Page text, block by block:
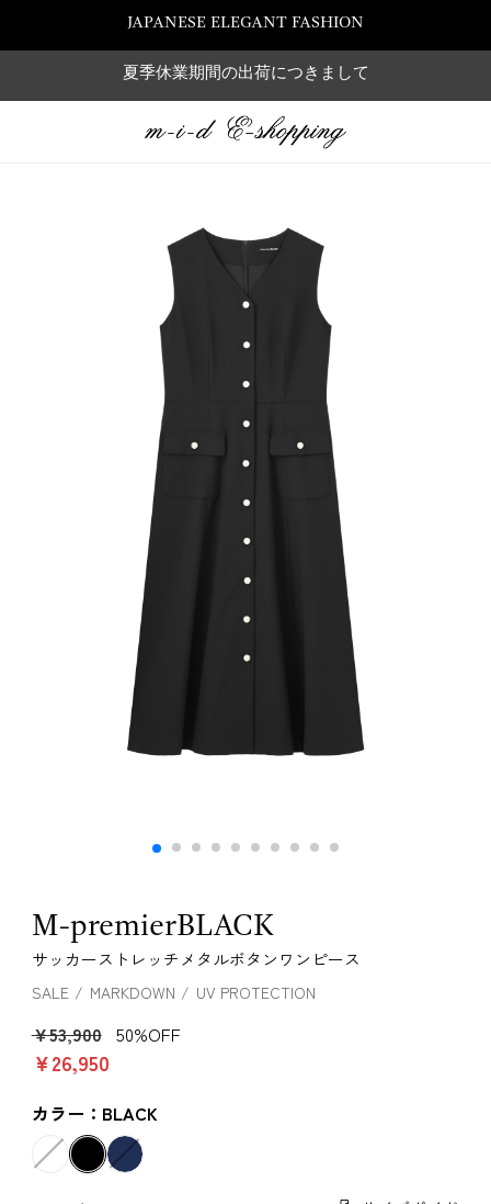
JAPANESE ELEGANT FASHION
夏季休業期間の出荷につきまして
M-premierBLACK
サッカーストレッチメタルボタンワンピース
SALE MARKDOWN UV PROTECTION
￥53,900 50%OFF
￥26,950
カラー：BLACK